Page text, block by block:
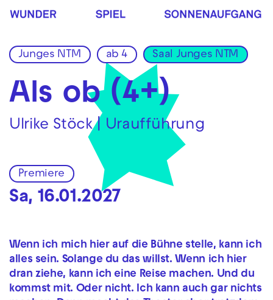
Zur Hauptnavigation springen
Junges NTM
ab 4 Saal Junges NTM
Als ob (4+)
Ulrike Stöck | Uraufführung
Premiere
Sa, 16.01.2027
Wenn ich mich hier auf die Bühne stelle, kann ich
alles sein. Solange du das willst. Wenn ich hier
dran ziehe, kann ich eine Reise machen. Und du
kommst mit. Oder nicht. Ich kann auch gar nichts